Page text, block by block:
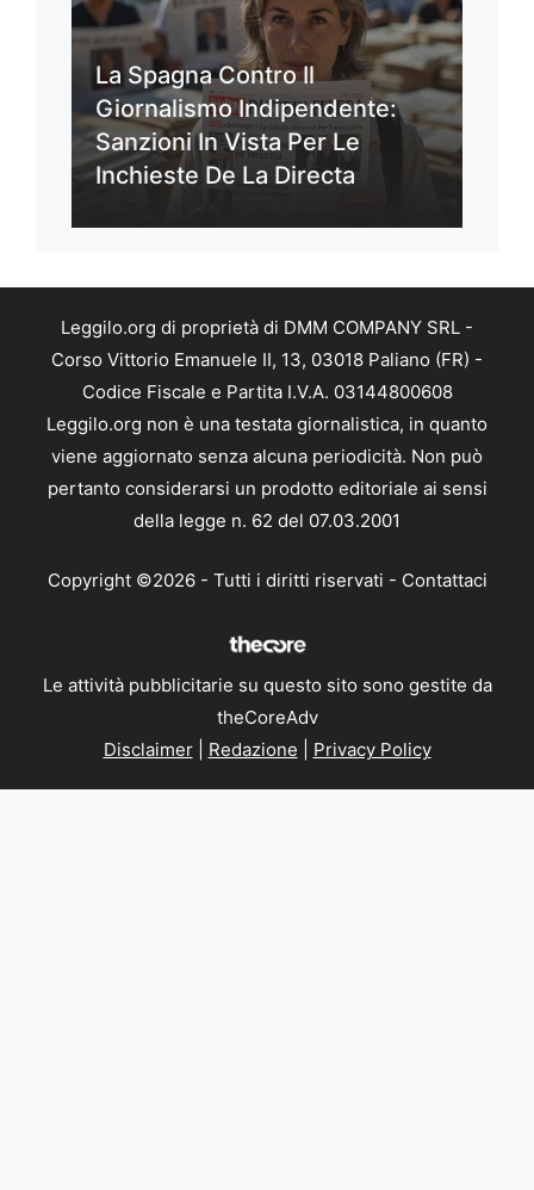
La Spagna Contro Il
Giornalismo Indipendente:
Sanzioni In Vista Per Le
Inchieste De La Directa
Leggilo.org di proprietà di DMM COMPANY SRL -
Corso Vittorio Emanuele II, 13, 03018 Paliano (FR) -
Codice Fiscale e Partita I.V.A. 03144800608
Leggilo.org non è una testata giornalistica, in quanto
viene aggiornato senza alcuna periodicità. Non può
pertanto considerarsi un prodotto editoriale ai sensi
della legge n. 62 del 07.03.2001
Copyright ©2026 - Tutti i diritti riservati - Contattaci
Le attività pubblicitarie su questo sito sono gestite da
theCoreAdv
Disclaimer| Redazione Privacy Policy